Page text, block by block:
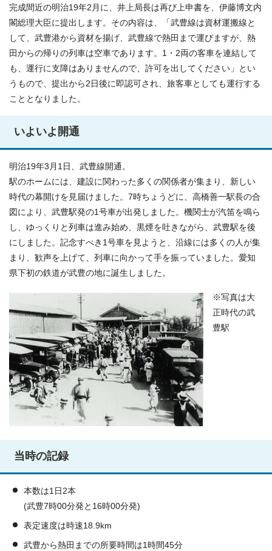
完成間近の明治19年2月に、井上局長は再び上申書を、伊藤博文内
閣総理大臣に提出します。その内容は、「武豊線は資材運搬線と
して、武豊港から資材を揚げ、武豊線で熱田まで運びますが、熱
田からの帰りの列車は空車であります。1・2両の客車を連結して
も、運行に支障はありませんので、許可を出してください」とい
うもので、提出から2日後に即認可され、旅客車としても運行する
こととなりました。
いよいよ開通
明治19年3月1日、武豊線開通。
駅のホームには、建設に関わった多くの関係者が集まり、新しい
時代の幕開けを見届けました。7時ちょうどに、高橋善一駅長の合
図により、武豊駅発の1号車が出発しました。機関士が汽笛を鳴ら
し、ゆっくりと列車は進み始め、黒煙を吐きながら、武豊駅を後
にしました。記念すべき1号車を見ようと、沿線には多くの人が集
まり、歓声を上げて、列車に向かって手を振っていました。愛知
県下初の鉄道が武豊の地に誕生しました。
※写真は大
正時代の武
豊駅
当時の記録
本数は1日2本
(武豊7時00分発と16時00分発)
表定速度は時速18.9km
武豊から熱田までの所要時間は1時間45分